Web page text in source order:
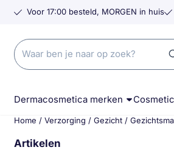
Cookievoorkeuren zijn momenteel
Voor 17:00 besteld, MORGEN in huis
Zoeken
Dermacosmetica merken
Home / Verzorging / Gezicht /
Artikelen